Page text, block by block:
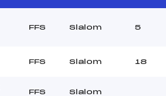
FFS Slalom 5
FFS Slalom 18
FFS Slalom